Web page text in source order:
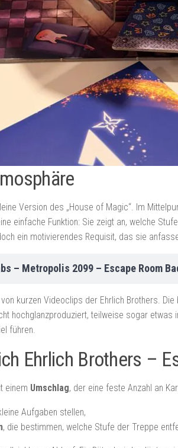
Version des „House of Magic“. Im
einfache Funktion: Sie zeigt an, welche
ein motivierendes Requisit, das sie
– Metropolis 2099 – Escape Room
kurzen Videoclips der Ehrlich Brothers.
hochglanzproduziert, teilweise sogar
führen.
Ehrlich Brothers –
einem Umschlag, der eine feste Anzahl an
Aufgaben stellen,
, die bestimmen, welche Stufe der Treppe